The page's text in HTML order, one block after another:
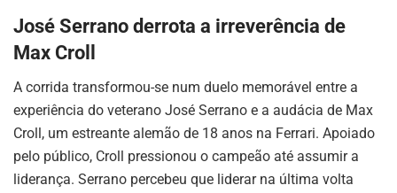
José Serrano derrota a irreverência de
Max Croll
A corrida transformou-se num duelo memorável entre a
experiência do veterano José Serrano e a audácia de Max
Croll, um estreante alemão de 18 anos na Ferrari. Apoiado
pelo público, Croll pressionou o campeão até assumir a
liderança. Serrano percebeu que liderar na última volta